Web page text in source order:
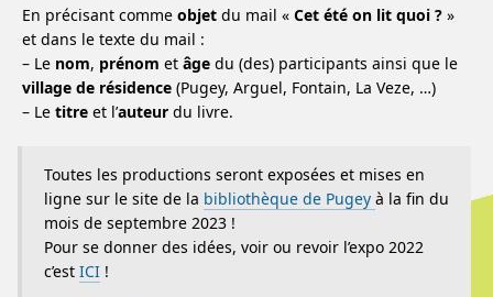
En précisant comme objet du mail « Cet été on lit quoi ? »
et dans le texte du mail :
– Le nom, prénom et âge du (des) participants ainsi que le
village de résidence (Pugey, Arguel, Fontain, La Veze, …)
– Le titre et l’auteur du livre.
Toutes les productions seront exposées et mises en
ligne sur le site de la bibliothèque de Pugey à la fin du
mois de septembre 2023 !
Pour se donner des idées, voir ou revoir l’expo 2022
c’est ICI !